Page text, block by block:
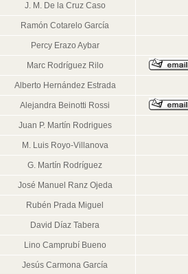
J. M. De la Cruz Caso
Ramón Cotarelo García
Percy Erazo Aybar
Marc Rodríguez Rilo
Alberto Hernández Estrada
Alejandra Beinotti Rossi
Juan P. Martín Rodrigues
M. Luis Royo-Villanova
G. Martín Rodríguez
José Manuel Ranz Ojeda
Rubén Prada Miguel
David Díaz Tabera
Lino Camprubí Bueno
Jesús Carmona García